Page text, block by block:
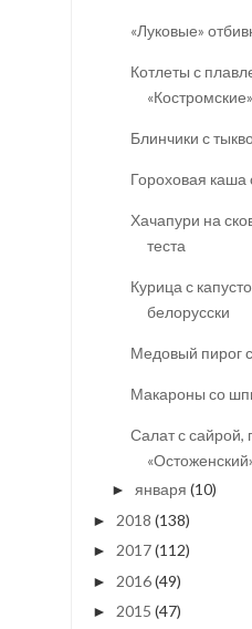
«Луковые»
Котлеты с
«Костромские»
Блинчики с
Гороховая каша
Хачапури на
теста
Курица с
белорусски
Медовый пирог
Макароны со
Салат с сайрой,
► января (10)
► 2018 (138)
► 2017(112)
► 2016(49)
► 2015 (47)